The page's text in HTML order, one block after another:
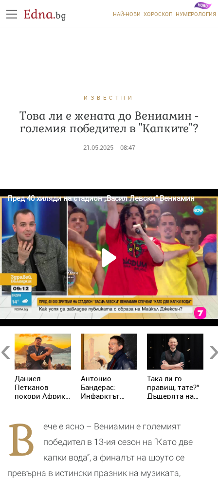
Edna.bg НАЙ-НОВИ ХОРОСКОП НУМЕРОЛОГИЯ
ИЗВЕСТНИ
Това ли е жената до Вениамин -
големия победител в "Капките"?
21.05.2025 08:47
Даниел
Петканов
покори Африка:
незабравими
гледки от
Кейптаун
Антонио
Бандерас:
Инфарктът
което ми се е
случвало
Така ли го
правиш, тате?“
Дъщерята на
В
ече е ясно – Вениамин e големият
победител в 13-ия сезон на “Като две
капки вода”, а финалът на шоуто се
превърна в истински празник на музиката,